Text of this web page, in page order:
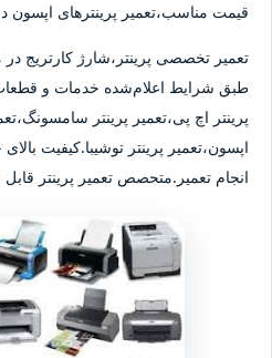
قیمت مناسب،تعمیر پرینترهای اپسون
تعمیر تخصصی پرینتر،شارژ کارتریج
طبق شرایط اعلام‌شده خدمات و قطعات
پرینتر اچ پی،تعمیر پرینتر
اپسون،تعمیر پرینتر توشیبا.کیفیت
انجام تعمیر.متحصص تعمیر پرینتر قابل